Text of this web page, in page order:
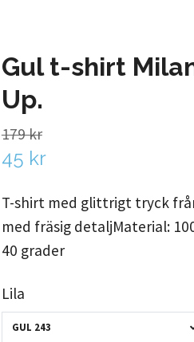
Gul t-shirt
Up.
179 kr
45 kr
T-shirt med glittrigt tryck
med fräsig detaljMaterial:
40 grader
Lila
GUL 243